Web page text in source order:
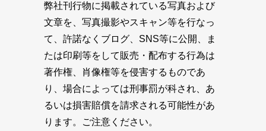
弊社刊行物に掲載されている写真および
文章を、写真撮影やスキャン等を行なっ
て、許諾なくブログ、SNS等に公開、ま
たは印刷等をして販売・配布する行為は
著作権、肖像権等を侵害するものであ
り、場合によっては刑事罰が科され、あ
るいは損害賠償を請求される可能性があ
ります。ご注意ください。